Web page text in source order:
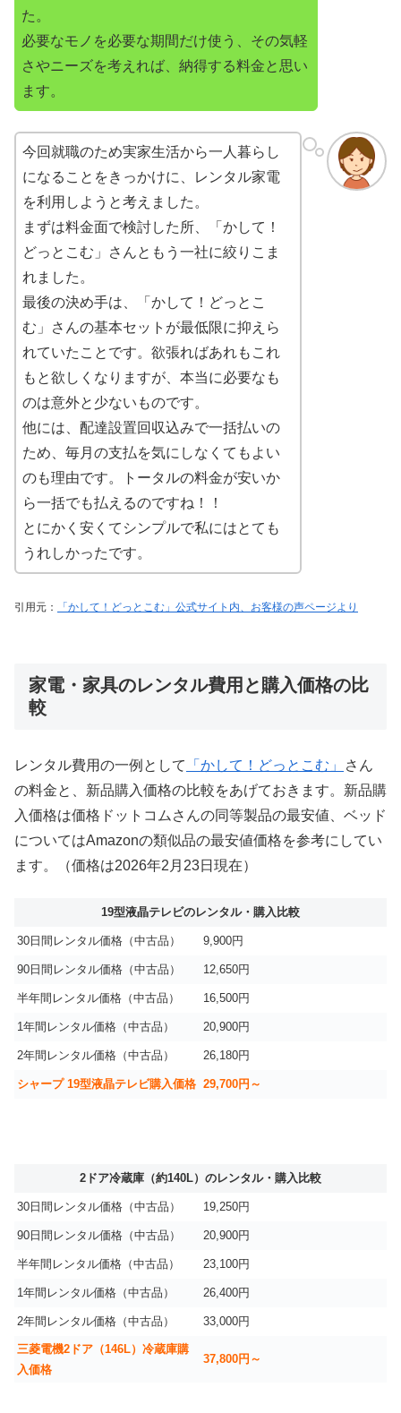
た。
必要なモノを必要な期間だけ使う、その気軽
さやニーズを考えれば、納得する料金と思い
ます。
今回就職のため実家生活から一人暮らし
になることをきっかけに、レンタル家電
を利用しようと考えました。
まずは料金面で検討した所、「かして！
どっとこむ」さんともう一社に絞りこま
れました。
最後の決め手は、「かして！どっとこ
む」さんの基本セットが最低限に抑えら
れていたことです。欲張ればあれもこれ
もと欲しくなりますが、本当に必要なも
のは意外と少ないものです。
他には、配達設置回収込みで一括払いの
ため、毎月の支払を気にしなくてもよい
のも理由です。トータルの料金が安いか
ら一括でも払えるのですね！！
とにかく安くてシンプルで私にはとても
うれしかったです。
引用元： 「かして！どっとこむ」公式サイト内、お客様の声ページより
家電・家具のレンタル費用と購入価格の比
較
レンタル費用の一例として 「かして！どっとこむ」
さん
の料金と、新品購入価格の比較をあげておきます。新品購
入価格は価格ドットコムさんの同等製品の最安値、ベッド
についてはAmazonの類似品の最安値価格を参考にしてい
ます。（価格は2026年2月23日現在）
19型液晶テレビのレンタル・購入比較
30日間レンタル価格（中古品） 9,900円
90日間レンタル価格（中古品） 12,650円
半年間レンタル価格（中古品） 16,500円
1年間レンタル価格（中古品） 20,900円
2年間レンタル価格（中古品） 26,180円
シャープ 19型液晶テレビ購入価格 29,700円～
2ドア冷蔵庫（約140L）のレンタル・購入比較
30日間レンタル価格（中古品） 19,250円
90日間レンタル価格（中古品） 20,900円
半年間レンタル価格（中古品） 23,100円
1年間レンタル価格（中古品） 26,400円
2年間レンタル価格（中古品） 33,000円
三菱電機2ドア（146L）冷蔵庫購
入価格
37,800円～